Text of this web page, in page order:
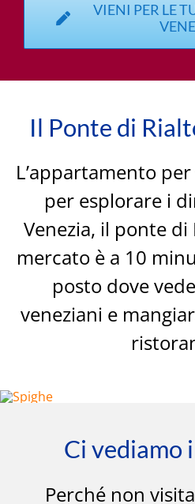
VIENI PER LE
Il Ponte di
L’appartamento
per esplorare i
Venezia, il ponte
mercato è a 10
posto dove
veneziani e
Ci vediamo
Perché non